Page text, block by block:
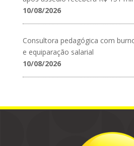
10/08/2026
Consultora pedagógica com
e equiparação salarial
10/08/2026